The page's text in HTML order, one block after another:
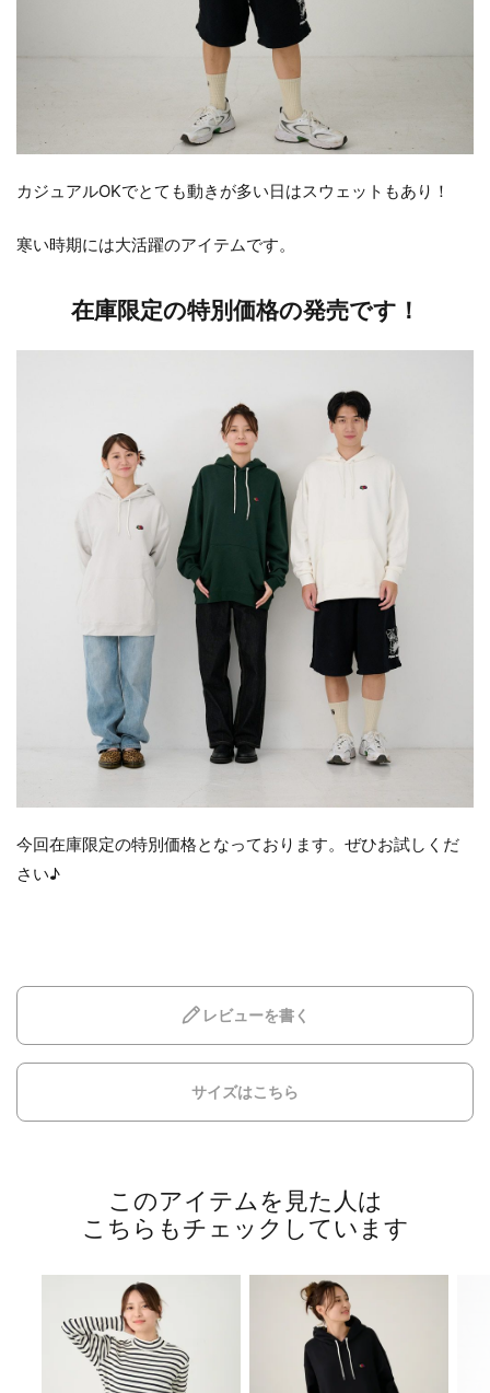
カジュアルOKでとても動きが多い日はスウェットもあり！
寒い時期には大活躍のアイテムです。
在庫限定の特別価格の発売です！
今回在庫限定の特別価格となっております。ぜひお試しくだ
さい♪
レビューを書く
サイズはこちら
このアイテムを見た人は
こちらもチェックしています